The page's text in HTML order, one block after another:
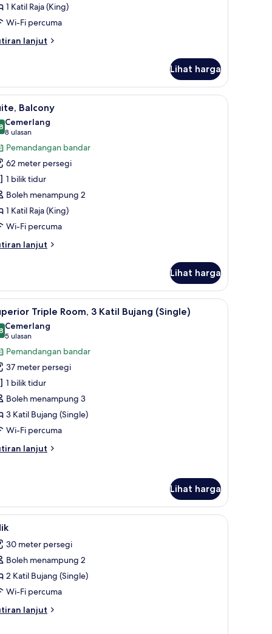
1 Katil Raja (King)
Wi-Fi percuma
lanjut
Lihat harga
Suite, Balcony | Pemandangan dari bilik
15 Balcony
daripada 10
Cemerlang
8 ulasan
(8
ulasan)
Pemandangan bandar
62 meter persegi
1 bilik tidur
Boleh menampung 2
1 Katil Raja (King)
Wi-Fi percuma
lanjut
Lihat harga
| Peralatan tempat tidur premium, gebar bulu kapas, tilam berlapik
Peralatan tempat tidur premium, gebar bulu
6 Triple Room, 3 Katil Bujang (Single)
daripada 10
Cemerlang
5 ulasan
(5
ulasan)
Pemandangan bandar
37 meter persegi
1 bilik tidur
Boleh menampung 3
3 Katil Bujang (Single)
Wi-Fi percuma
lanjut
Lihat harga
bulu kapas, tilam berlapik Peralatan tempat tidur premium, gebar bulu
6
30 meter persegi
Boleh menampung 2
2 Katil Bujang (Single)
Wi-Fi percuma
lanjut